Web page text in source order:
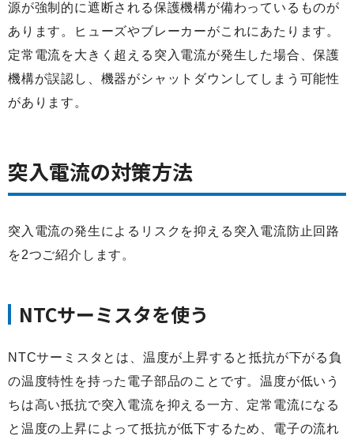
源が強制的に遮断される保護機構が備わっているものが
あります。ヒューズやブレーカーがこれにあたります。
定常電流を大きく超える突入電流が発生した場合、保護
機構が誤認し、機器がシャットダウンしてしまう可能性
があります。
突入電流の対策方法
突入電流の発生によるリスクを抑える突入電流防止回路
を2つご紹介します。
NTCサーミスタを使う
NTCサーミスタとは、温度が上昇すると抵抗が下がる負
の温度特性を持った電子部品のことです。温度が低いう
ちは高い抵抗で突入電流を抑える一方、定常電流になる
と温度の上昇によって抵抗が低下するため、電子の流れ